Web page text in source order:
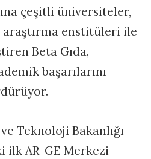
çeşitli üniversiteler,
araştırma enstitüleri ile
Beta Gıda,
başarılarını
Teknoloji Bakanlığı
ilk AR-GE Merkezi